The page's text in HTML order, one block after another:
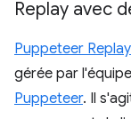
Replay avec
Puppeteer Replay
gérée par
Puppeteer. Il